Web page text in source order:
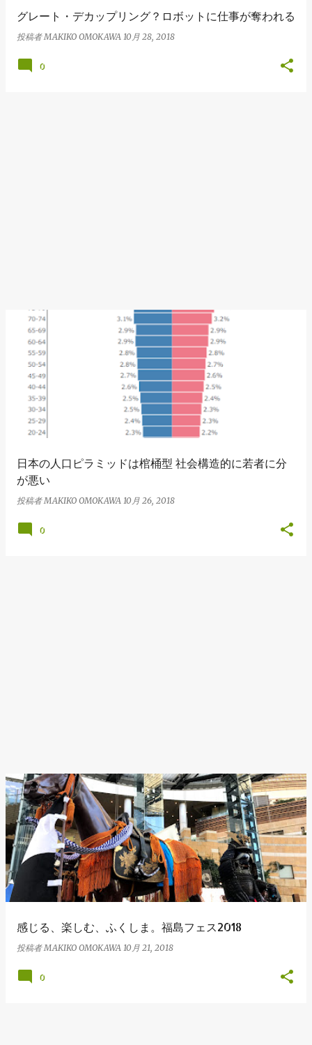
グレート・デカップリング？ロボットに仕事が奪われる
投稿者MAKIKO OMOKAWA 10月 28, 2018
0
日本の人口ピラミッドは棺桶型 社会構造的に若者に分
が悪い
投稿者MAKIKO OMOKAWA 10月 26, 2018
0
感じる、楽しむ、ふくしま。福島フェス2018
投稿者MAKIKO OMOKAWA 10月 21, 2018
0